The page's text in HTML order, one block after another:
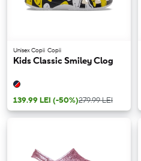
Unisex Copii Copii
Kids Classic Smiley Clog
139.99 LEI (-50%)279.99 LEI